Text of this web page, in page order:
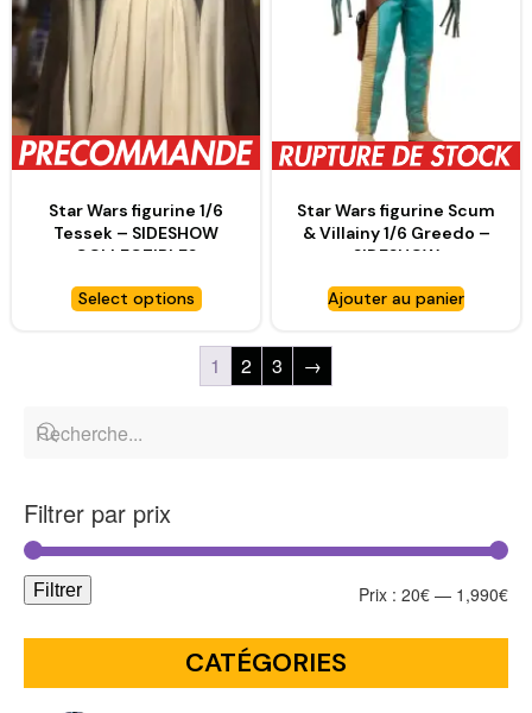
Star Wars figurine 1/6
Tessek – SIDESHOW
COLLECTIBLES
Select options
Star Wars figurine Scum
& Villainy 1/6 Greedo –
SIDESHOW
Ajouter au panier
1 2 3 →
Filtrer par prix
Filtrer Prix : 20€ — 1,990€
CATÉGORIES